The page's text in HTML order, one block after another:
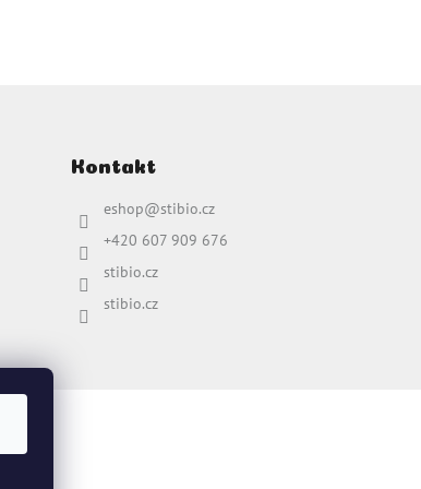
Kontakt
eshop@stibio.cz
+420 607 909 676
stibio.cz
stibio.cz